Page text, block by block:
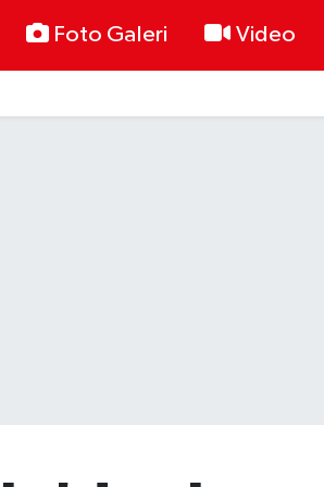
Foto Galeri Video